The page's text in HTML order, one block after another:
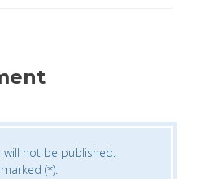
will not be published.
(*).